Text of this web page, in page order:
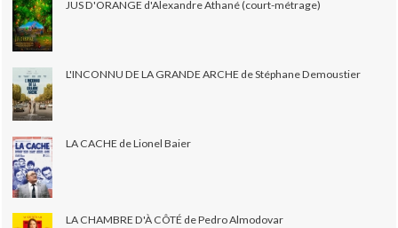
JUS D'ORANGE d'Alexandre Athané (court-métrage)
L'INCONNU DE LA GRANDE ARCHE de Stéphane Demoustier
LA CACHE de Lionel Baier
LA CHAMBRE D'À CÔTÉ de Pedro Almodovar